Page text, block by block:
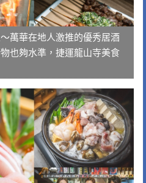
萬華在地人激推的優秀居酒
也夠水準，捷運龍山寺美食